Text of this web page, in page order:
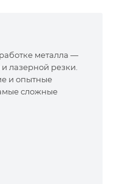
металла —
лазерной резки.
и опытные
сложные